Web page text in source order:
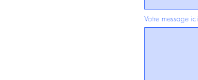
Votre message ici